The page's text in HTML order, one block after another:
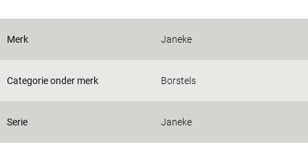
Merk Janeke
Categorie onder merk Borstels
Serie Janeke